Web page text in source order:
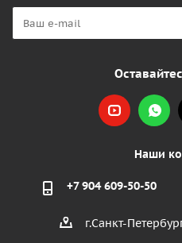
Наши
+7 904 609-50-50
г.Санкт-